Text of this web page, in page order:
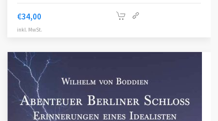
€34,00
inkl. MwSt.